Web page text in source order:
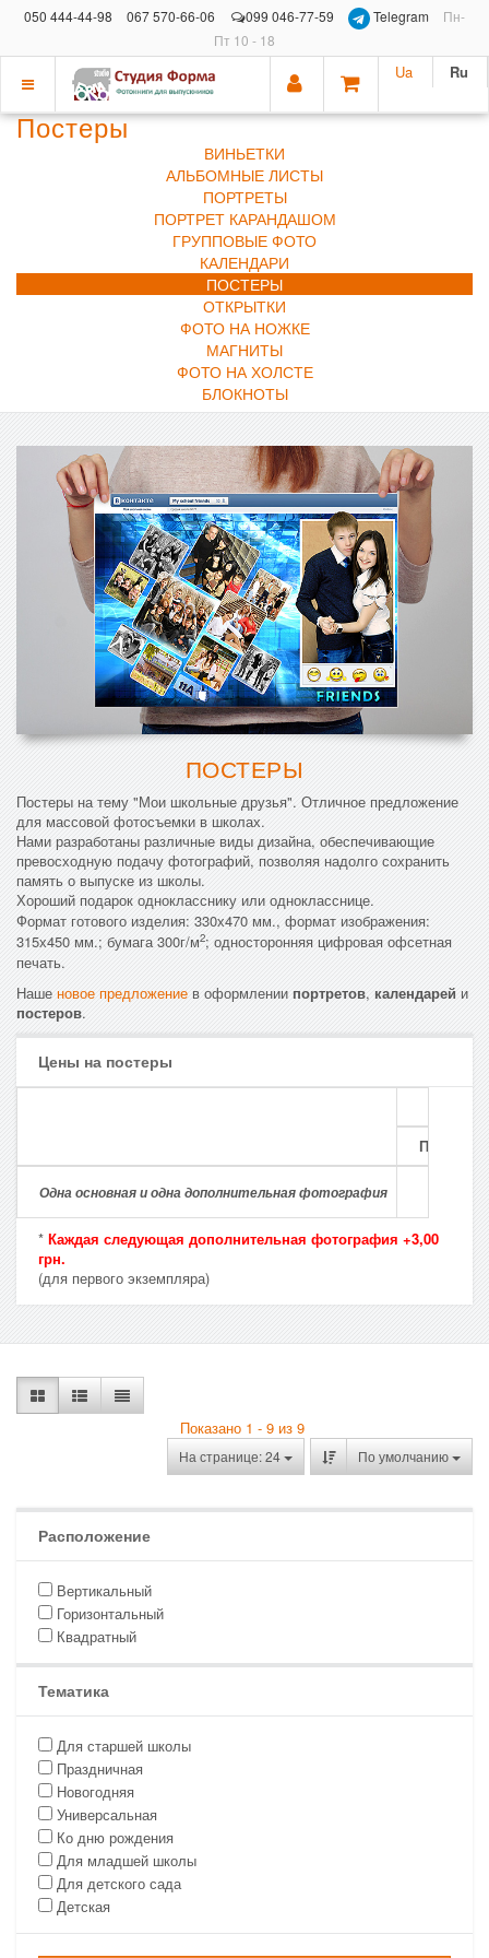
050 444-44-98 067 570-66-06 099 046-77-59 Telegram
Пн-
Пт 10 - 18
Показать
меню
Ua Ru
Постеры
ВИНЬЕТКИ
АЛЬБОМНЫЕ ЛИСТЫ
ПОРТРЕТЫ
ПОРТРЕТ КАРАНДАШОМ
ГРУППОВЫЕ ФОТО
КАЛЕНДАРИ
ПОСТЕРЫ
ОТКРЫТКИ
ФОТО НА НОЖКЕ
МАГНИТЫ
ФОТО НА ХОЛСТЕ
БЛОКНОТЫ
ПОСТЕРЫ
Постеры на тему "Мои школьные друзья". Отличное предложение
для массовой фотосъемки в школах.
Нами разработаны различные виды дизайна, обеспечивающие
превосходную подачу фотографий, позволяя надолго сохранить
память о выпуске из школы.
Хороший подарок однокласснику или однокласснице.
Формат готового изделия: 330х470 мм., формат изображения:
315х450 мм.; бумага300г/м2; односторонняя цифровая офсетная
печать.
Наше новое предложение в оформлении портретов, календарей и
постеров.
Цены на постеры
Первый
Одна основная и одна дополнительная фотография
* Каждая следующая дополнительная фотография +3,00
грн.
(для первого экземпляра)
Показано 1 - 9 из 9
На странице: 24 По умолчанию
Расположение
Вертикальный
Горизонтальный
Квадратный
Тематика
Для старшей школы
Праздничная
Новогодняя
Универсальная
Ко дню рождения
Для младшей школы
Для детского сада
Детская